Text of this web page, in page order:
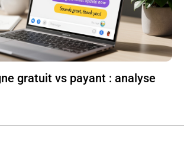
gratuit vs payant : analyse